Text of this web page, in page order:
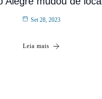
Set 28, 2023
Leia mais